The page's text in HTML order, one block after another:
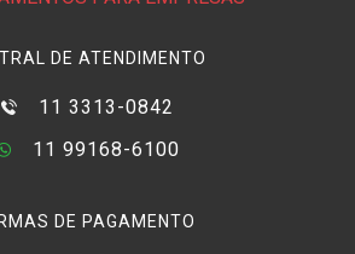
DE ATENDIMENTO
11 3313-0842
11 99168-6100
DE PAGAMENTO